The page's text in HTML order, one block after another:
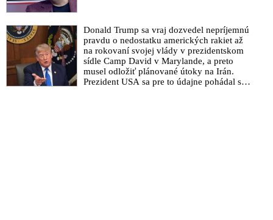
Donald Trump sa vraj dozvedel nepríjemnú
pravdu o nedostatku amerických rakiet až
na rokovaní svojej vlády v prezidentskom
sídle Camp David v Marylande, a preto
musel odložiť plánované útoky na Irán.
Prezident USA sa pre to údajne pohádal so